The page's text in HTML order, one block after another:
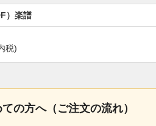
）楽譜
税)
の方へ（ご注文の流れ）